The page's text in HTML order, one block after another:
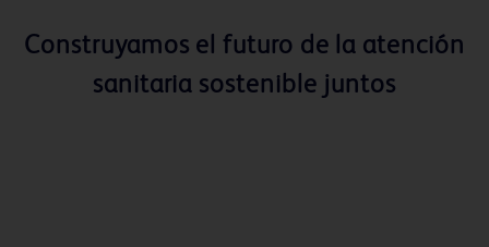
Construyamos el futuro de la atención
sanitaria sostenible juntos